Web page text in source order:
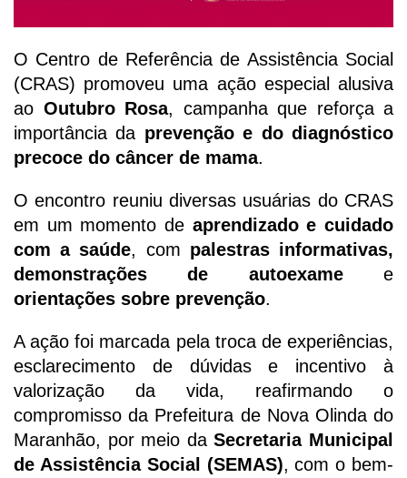
O Centro de Referência de Assistência Social
(CRAS) promoveu uma ação especial alusiva
ao Outubro Rosa, campanha que reforça a
importância da prevenção e do diagnóstico
precoce do câncer de mama.
O encontro reuniu diversas usuárias do CRAS
em um momento de aprendizado e cuidado
com a saúde, com palestras informativas,
demonstrações de autoexamee
orientações sobre prevenção.
A ação foi marcada pela troca de experiências,
esclarecimento de dúvidas e incentivo à
valorização da vida, reafirmando o
compromisso da Prefeitura de Nova Olinda do
Maranhão, por meio daSecretaria Municipal
de Assistência Social (SEMAS), com o bem-